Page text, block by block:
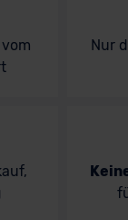
vom
Nur